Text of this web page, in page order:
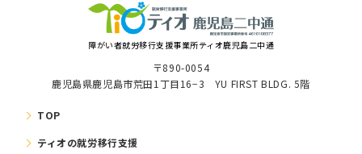
障がい者就労移⾏⽀援事業所ティオ鹿児島二中通
〒890-0054
鹿児島県鹿児島市荒田1丁目16−3 YU FIRST BLDG. 5階
TOP
ティオの就労移⾏⽀援